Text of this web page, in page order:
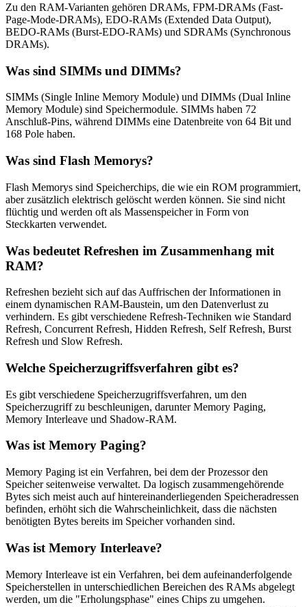
Zu den RAM-Varianten gehören DRAMs, FPM-DRAMs (Fast-
Page-Mode-DRAMs), EDO-RAMs (Extended Data Output),
BEDO-RAMs (Burst-EDO-RAMs) und SDRAMs (Synchronous
DRAMs).
Was sind SIMMs und DIMMs?
SIMMs (Single Inline Memory Module) und DIMMs (Dual Inline
Memory Module) sind Speichermodule. SIMMs haben 72
Anschluß-Pins, während DIMMs eine Datenbreite von 64 Bit und
168 Pole haben.
Was sind Flash Memorys?
Flash Memorys sind Speicherchips, die wie ein ROM programmiert,
aber zusätzlich elektrisch gelöscht werden können. Sie sind nicht
flüchtig und werden oft als Massenspeicher in Form von
Steckkarten verwendet.
Was bedeutet Refreshen im Zusammenhang mit
RAM?
Refreshen bezieht sich auf das Auffrischen der Informationen in
einem dynamischen RAM-Baustein, um den Datenverlust zu
verhindern. Es gibt verschiedene Refresh-Techniken wie Standard
Refresh, Concurrent Refresh, Hidden Refresh, Self Refresh, Burst
Refresh und Slow Refresh.
Welche Speicherzugriffsverfahren gibt es?
Es gibt verschiedene Speicherzugriffsverfahren, um den
Speicherzugriff zu beschleunigen, darunter Memory Paging,
Memory Interleave und Shadow-RAM.
Was ist Memory Paging?
Memory Paging ist ein Verfahren, bei dem der Prozessor den
Speicher seitenweise verwaltet. Da logisch zusammengehörende
Bytes sich meist auch auf hintereinanderliegenden Speicheradressen
befinden, erhöht sich die Wahrscheinlichkeit, dass die nächsten
benötigten Bytes bereits im Speicher vorhanden sind.
Was ist Memory Interleave?
Memory Interleave ist ein Verfahren, bei dem aufeinanderfolgende
Speicherstellen in unterschiedlichen Bereichen des RAMs abgelegt
werden, um die "Erholungsphase" eines Chips zu umgehen.